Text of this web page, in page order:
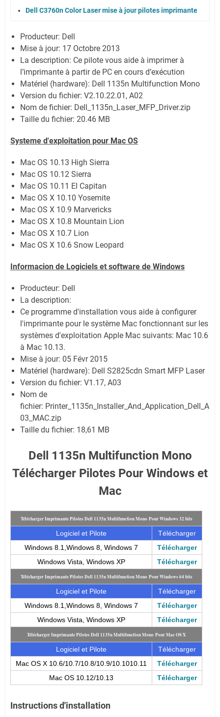
Dell C3760n Color Laser mise à jour pilotes imprimante
Producteur: Dell
Mise à jour: 17 Octobre 2013
La description: Ce pilote vous aide à imprimer à
l’imprimante à partir de PC en cours d’exécution
Matériel (hardware): Dell 1135n Multifunction Mono
Version du fichier: V2.10.22.01, A02
Nom de fichier: Dell_1135n_Laser_MFP_Driver.zip
Taille du fichier: 20.46 MB
Systeme d'exploitation pour Mac OS
Mac OS 10.13 High Sierra
Mac OS 10.12 Sierra
Mac OS 10.11 El Capitan
Mac OS X 10.10 Yosemite
Mac OS X 10.9 Marvericks
Mac OS X 10.8 Mountain Lion
Mac OS X 10.7 Lion
Mac OS X 10.6 Snow Leopard
Informacion de Logiciels et software de Windows
Producteur: Dell
La description:
Ce programme d'installation vous aide à configurer
l'imprimante pour le système Mac fonctionnant sur les
systèmes d'exploitation Apple Mac suivants: Mac 10.6
à Mac 10.13.
Mise à jour: 05 Févr 2015
Matériel (hardware): Dell S2825cdn Smart MFP Laser
Version du fichier: V1.17, A03
Nom de
fichier: Printer_1135n_Installer_And_Application_Dell_A
03_MAC.zip
Taille du fichier: 18,61 MB
Dell 1135n Multifunction Mono
Télécharger Pilotes Pour Windows et
Mac
Télécharger Imprimante Pilotes Dell 1135n Multifunction Mono Pour Windows 32 bits
Logiciel et Pilote
Télécharger
Windows 8.1,Windows 8, Windows 7
Télécharger
Windows Vista, Windows XP
Télécharger
Télécharger Imprimante Pilotes Dell 1135n Multifunction Mono Pour Windows 64 bits
Logiciel et Pilote
Télécharger
Windows 8.1,Windows 8, Windows 7
Télécharger
Windows Vista, Windows XP
Télécharger
Télécharger Imprimante Pilotes Dell 1135n Multifunction Mono Pour Mac OS X
Logiciel et Pilote
Télécharger
Mac OS X 10.6/10.7/10.8/10.9/10.1010.11
Télécharger
Mac OS 10.12/10.13
Télécharger
Instructions d'installation